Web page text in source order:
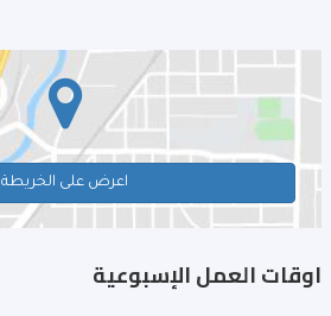
اعرض على الخريطة
اوقات العمل الإسبوعية